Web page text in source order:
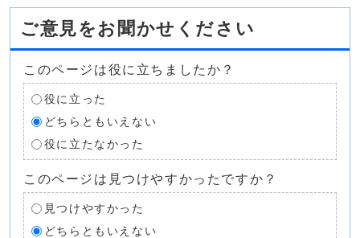
ご意見をお聞かせください
このページは役に立ちましたか？
役に立った
どちらともいえない
役に立たなかった
このページは見つけやすかったですか？
見つけやすかった
どちらともいえない